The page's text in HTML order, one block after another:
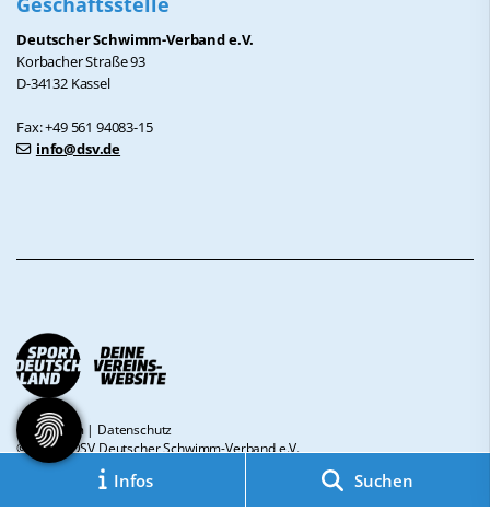
Infos Suchen
Deutscher Schwimm-Verband e.V.
Korbacher Straße 93
D-34132 Kassel
Fax: +49 561 94083-15
info@dsv.de
Impressum| Datenschutz
© 2026 - DSV Deutscher Schwimm-Verband e.V.
Diese Website ist gefördert durch das Projekt
„Sportdeutschland – Deine